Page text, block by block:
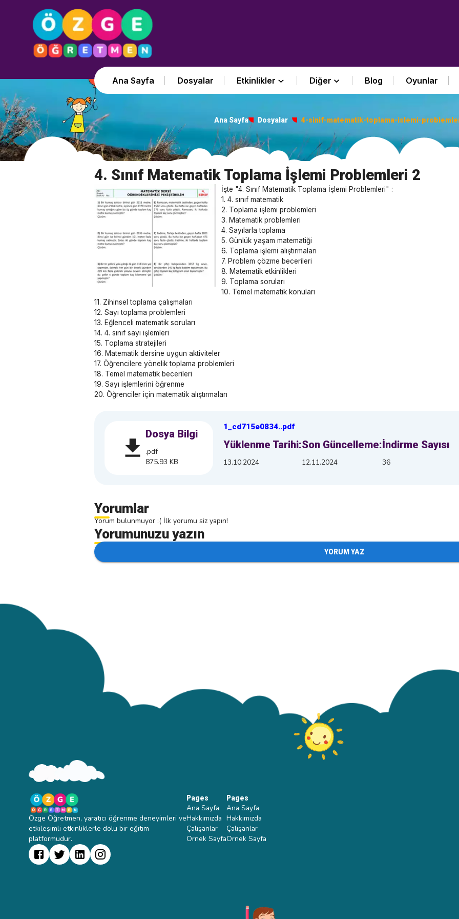
Ana Sayfa Dosyalar Etkinlikler Diğer Blog Oyunlar
Ana Sayfa Dosyalar 4-sinif-matematik-toplama-islemi-
4. Sınıf Matematik Toplama İşlemi Problemleri 2
İşte "4. Sınıf Matematik Toplama İşlemi Problemleri" :
1. 4. sınıf matematik
2. Toplama işlemi problemleri
3. Matematik problemleri
4. Sayılarla toplama
5. Günlük yaşam matematiği
6. Toplama işlemi alıştırmaları
7. Problem çözme becerileri
8. Matematik etkinlikleri
9. Toplama soruları
10. Temel matematik konuları
11. Zihinsel toplama çalışmaları
12. Sayı toplama problemleri
13. Eğlenceli matematik soruları
14. 4. sınıf sayı işlemleri
15. Toplama stratejileri
16. Matematik dersine uygun aktiviteler
17. Öğrencilere yönelik toplama problemleri
18. Temel matematik becerileri
19. Sayı işlemlerini öğrenme
20. Öğrenciler için matematik alıştırmaları
Dosya Bilgi
.pdf
875.93 KB
1_cd715e0834..pdf
Yüklenme Tarihi:
13.10.2024
Son Güncelleme:
12.11.2024
İndirme Sayısı
36
Yorumlar
Yorum bulunmuyor :( İlk yorumu siz yapın!
Yorumunuzu yazın
YORUM YAZ
Özge Öğretmen, yaratıcı öğrenme deneyimleri ve
etkileşimli etkinliklerle dolu bir eğitim
platformudur.
Pages
Ana Sayfa
Hakkımızda
Çalışanlar
Ornek Sayfa
Pages
Ana Sayfa
Hakkımızda
Çalışanlar
Ornek Sayfa